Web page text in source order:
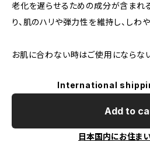
老化を遅らせるための成分が含まれ
り、肌のハリや弾力性を維持し、しわ
お肌に合わない時はご使用にならな
International
Add to
日本国内にお住ま